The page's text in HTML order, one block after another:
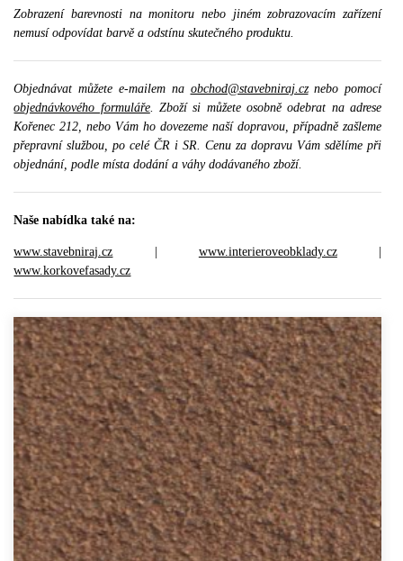
Zobrazení barevnosti na monitoru nebo jiném zobrazovacím zařízení
nemusí odpovídat barvě a odstínu skutečného produktu.
Objednávat můžete e-mailem na obchod@stavebniraj.cznebo pomocí
objednávkového formuláře. Zboží si můžete osobně odebrat na adrese
Kořenec 212, nebo Vám ho dovezeme naší dopravou, případně zašleme
přepravní službou, po celé ČR i SR. Cenu za dopravu Vám sdělíme při
objednání, podle místa dodání a váhy dodávaného zboží.
Naše nabídka také na:
www.stavebniraj.cz www.interieroveobklady.cz|
www.korkovefasady.cz